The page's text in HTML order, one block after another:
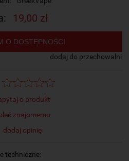
19,00 zł
O DOSTĘPNOŚCI
dodaj do przechowalni
o produkt
znajomemu
dodaj opinię
techniczne: